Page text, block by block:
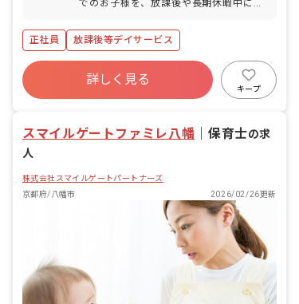
でのお子様を、放課後や長期休暇中にご
します。 ・特色のあるプログラム形式で
療育を行います。 ・支援計画書の作成業
務も含まれます。
正社員 放課後等デイサービス
詳しく見る
キープ
スマイルゲートファミレ八幡 保育士の求
人
株式会社スマイルゲートパートナーズ
京都府/八幡市
2026/02/26更新